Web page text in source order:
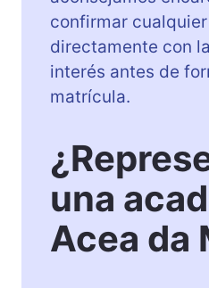
confirmar
directamente con
interés antes de
matrícula.
una
Acea da